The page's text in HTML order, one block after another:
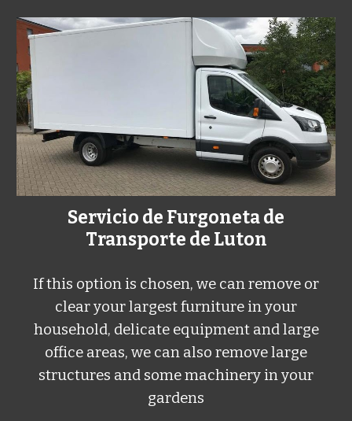
Servicio de Furgoneta de
Transporte de Luton
If this option is chosen, we can remove or
clear your largest furniture in your
household, delicate equipment and large
office areas, we can also remove large
structures and some machinery in your
gardens